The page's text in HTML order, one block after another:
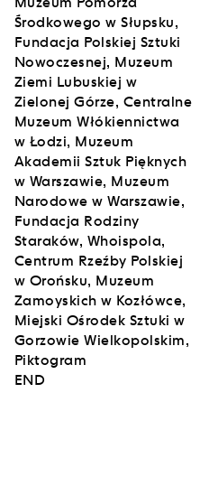
Środkowego w Słupsku,
Fundacja Polskiej Sztuki
Nowoczesnej, Muzeum
Ziemi Lubuskiej w
Zielonej Górze, Centralne
Muzeum Włókiennictwa
w Łodzi, Muzeum
Akademii Sztuk Pięknych
w Warszawie, Muzeum
Narodowe w Warszawie,
Fundacja Rodziny
Staraków, Whoispola,
Centrum Rzeźby Polskiej
w Orońsku, Muzeum
Zamoyskich w Kozłówce,
Miejski Ośrodek Sztuki w
Gorzowie Wielkopolskim,
Piktogram
END